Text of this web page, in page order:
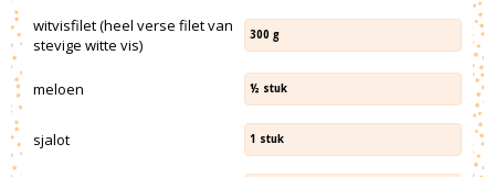
witvisfilet (heel verse filet van
stevige witte vis)
300 g
meloen ½ stuk
sjalot 1 stuk